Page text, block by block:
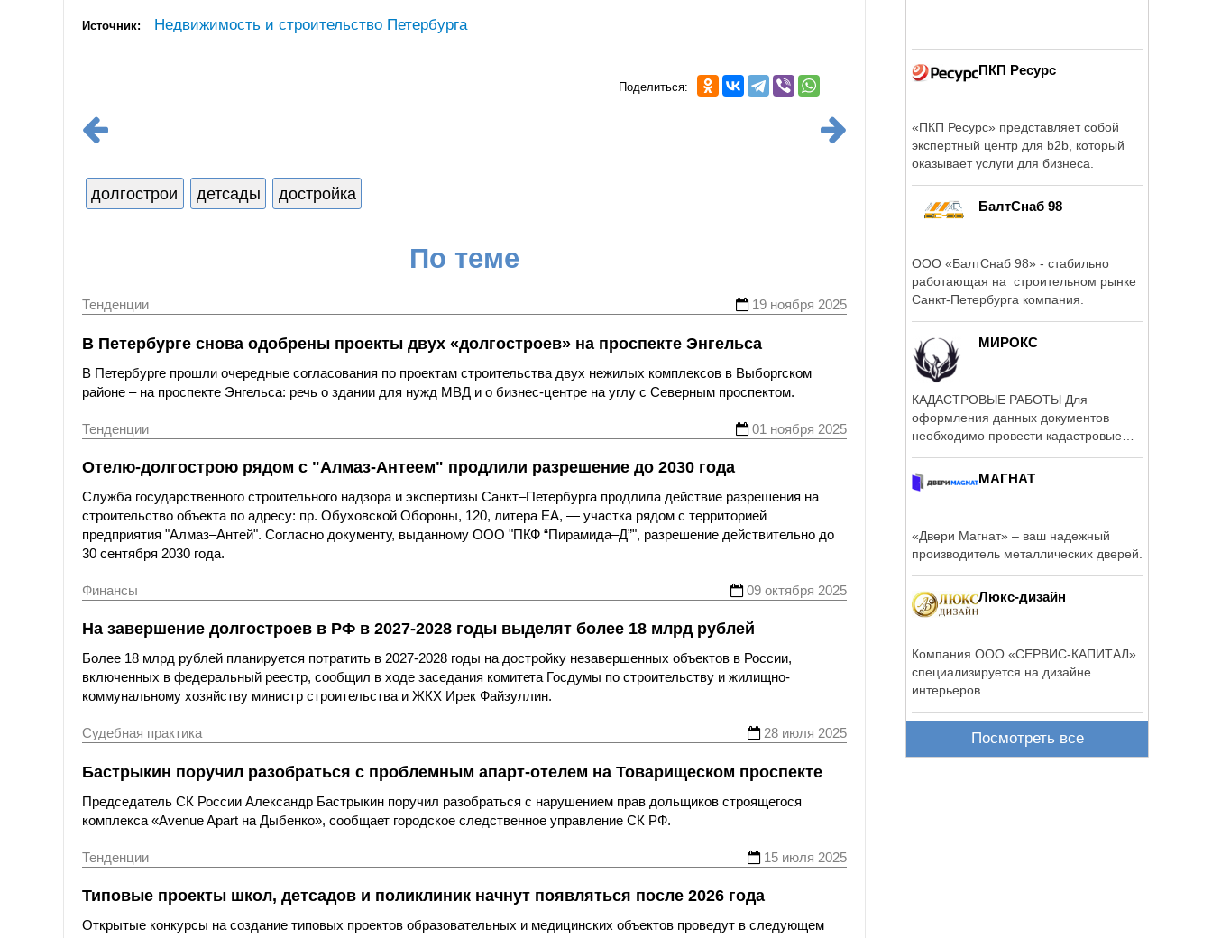
Источник: Недвижимость и строительство Петербурга
Поделиться:
долгострои детсады достройка
По теме
Тенденции 19 ноября 2025
В Петербурге снова одобрены проекты двух «долгостроев» на проспекте Энгельса
В Петербурге прошли очередные согласования по проектам строительства двух нежилых комплексов в Выборгском
районе – на проспекте Энгельса: речь о здании для нужд МВД и о бизнес-центре на углу с Северным проспектом.
Тенденции 01 ноября 2025
Отелю-долгострою рядом с "Алмаз-Антеем" продлили разрешение до 2030 года
Служба государственного строительного надзора и экспертизы Санкт–Петербурга продлила действие разрешения на
строительство объекта по адресу: пр. Обуховской Обороны, 120, литера ЕА, — участка рядом с территорией
предприятия "Алмаз–Антей". Согласно документу, выданному ООО "ПКФ “Пирамида–Д”", разрешение действительно до
30 сентября 2030 года.
Финансы 09 октября 2025
На завершение долгостроев в РФ в 2027-2028 годы выделят более 18 млрд рублей
Более 18 млрд рублей планируется потратить в 2027-2028 годы на достройку незавершенных объектов в России,
включенных в федеральный реестр, сообщил в ходе заседания комитета Госдумы по строительству и жилищно-
коммунальному хозяйству министр строительства и ЖКХ Ирек Файзуллин.
Судебная практика 28 июля 2025
Бастрыкин поручил разобраться с проблемным апарт-отелем на Товарищеском проспекте
Председатель СК России Александр Бастрыкин поручил разобраться с нарушением прав дольщиков строящегося
комплекса «Avenue Apart на Дыбенко», сообщает городское следственное управление СК РФ.
Тенденции 15 июля 2025
Типовые проекты школ, детсадов и поликлиник начнут появляться после 2026 года
Открытые конкурсы на создание типовых проектов образовательных и медицинских объектов проведут в следующем
ПКП Ресурс
«ПКП Ресурс» представляет собой
экспертный центр для b2b, который
оказывает услуги для бизнеса.
БалтСнаб 98
ООО «БалтСнаб 98» - стабильно
работающая на строительном рынке
Санкт-Петербурга компания.
МИРОКС
КАДАСТРОВЫЕ РАБОТЫ Для
оформления данных документов
необходимо провести кадастровые
МАГНАТ
«Двери Магнат» – ваш надежный
производитель металлических дверей.
Люкс-дизайн
Компания ООО «СЕРВИС-КАПИТАЛ»
специализируется на дизайне
интерьеров.
Посмотреть все